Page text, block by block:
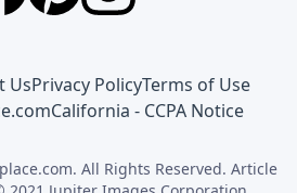
UsPrivacy PolicyTerms of Use
California - CCPA Notice
All Rights Reserved. Article